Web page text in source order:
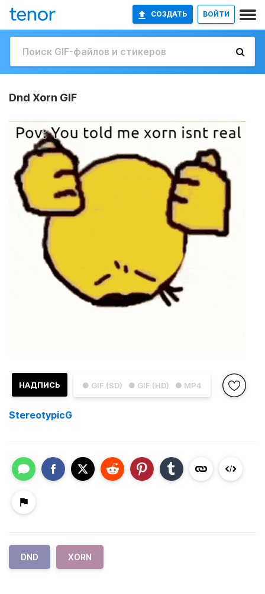
СОЗДАТЬ ВОЙТИ
Dnd Xorn GIF
● GIF (SD) ● GIF (HD) ● MP4
НАДПИСЬ
StereotypicG
DND XORN